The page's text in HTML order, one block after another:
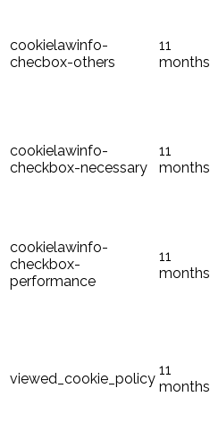
cookielawinfo-
checbox-others
11
months
cookielawinfo-
checkbox-necessary
11
months
cookielawinfo-
checkbox-
performance
11
months
viewed_cookie_policy
11
months